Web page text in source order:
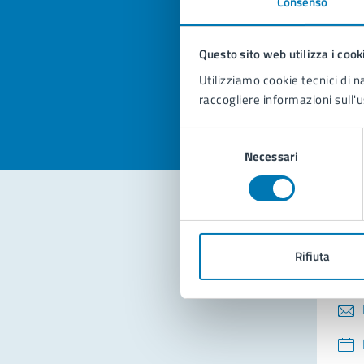
Questo sito web utilizza i
Utilizziamo cookie tecnici di
raccogliere informazioni
consenso
Necessari
Rifiuta